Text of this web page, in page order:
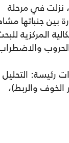
نزلت في مرحلة
جنباتها
المركزية
رئيسة: التحليل
والربط)،